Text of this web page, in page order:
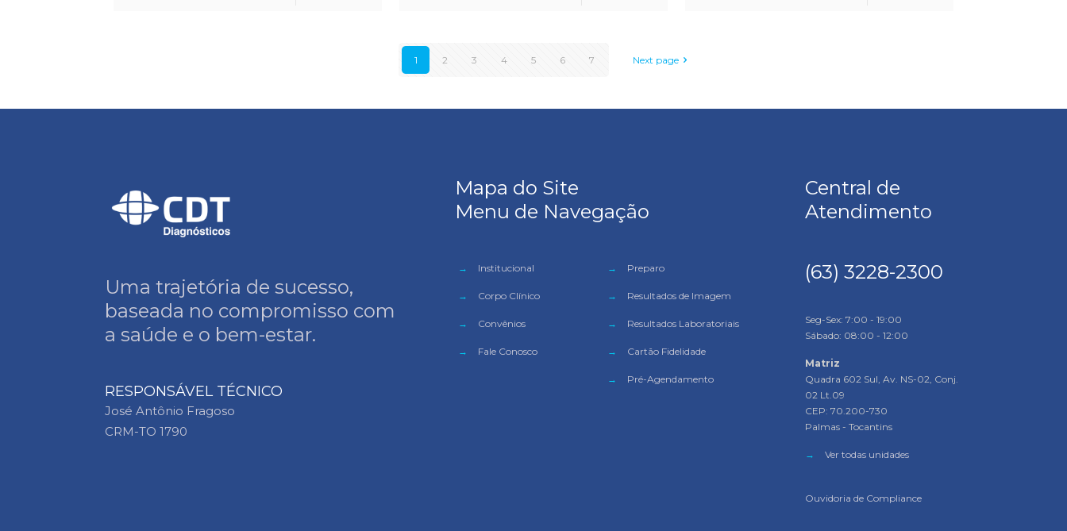
1 2 3 4 5 6 7 Next page
Uma trajetória de sucesso,
baseada no compromisso com
a saúde e o bem-estar.
RESPONSÁVEL TÉCNICO
José Antônio Fragoso
CRM-TO 1790
Mapa do Site
Menu de Navegação
→ Institucional
→ Corpo Clínico
→ Convênios
→ Fale Conosco
→ Preparo
→ Resultados de Imagem
→ Resultados Laboratoriais
→ Cartão Fidelidade
→ Pré-Agendamento
Central de
Atendimento
(63) 3228-2300
Seg-Sex: 7:00 - 19:00
Sábado: 08:00 - 12:00
Matriz
Quadra 602 Sul, Av. NS-02, Conj.
02 Lt.09
CEP: 70.200-730
Palmas - Tocantins
→ Ver todas unidades
Ouvidoria de Compliance